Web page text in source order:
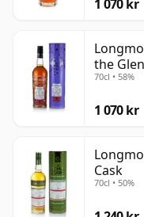
1 070 kr
the Glen
70cl • 58%
1 070 kr
Cask
70cl • 50%